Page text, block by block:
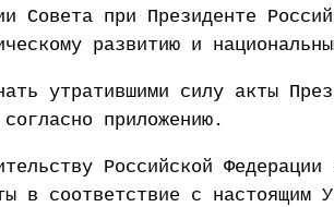
Совета при Президенте
развитию и
утратившими силу акты
приложению.
Российской
в соответствие с настоящим